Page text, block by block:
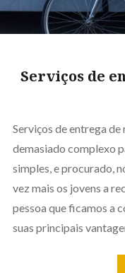
Serviços de
Serviços de entrega
demasiado complexo
simples, e procurado,
vez mais os jovens a
pessoa que ficamos a
suas principais